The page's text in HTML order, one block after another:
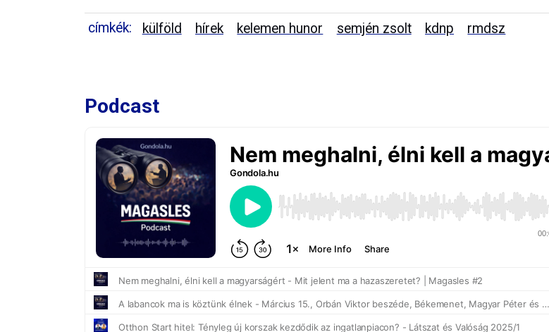
címkék: külföld hírek kelemen hunor semjén zsolt kdnp rmdsz
Podcast